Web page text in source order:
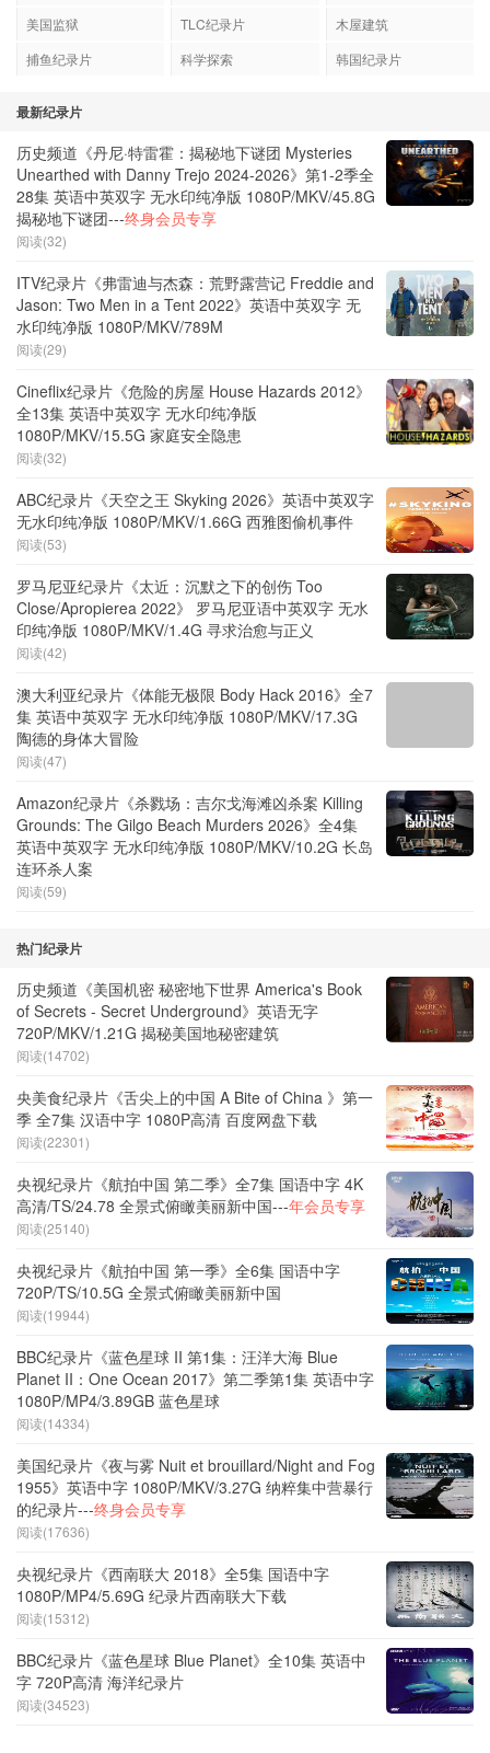
美国监狱
TLC纪录片
木屋建筑
捕鱼纪录片
科学探索 韩国纪录片
最新纪录片
历史频道《丹尼·特雷霍：揭秘地下谜团 Mysteries
Unearthed with Danny Trejo 2024-2026》第1-2季全
28集 英语中英双字 无水印纯净版 1080P/MKV/45.8G
揭秘地下谜团---终身会员专享
阅读(32)
ITV纪录片《弗雷迪与杰森：荒野露营记 Freddie and
Jason: Two Men in a Tent 2022》英语中英双字 无
水印纯净版 1080P/MKV/789M
阅读(29)
Cineflix纪录片《危险的房屋 House Hazards 2012》
全13集 英语中英双字 无水印纯净版
1080P/MKV/15.5G 家庭安全隐患
阅读(32)
ABC纪录片《天空之王 Skyking 2026》英语中英双字
无水印纯净版 1080P/MKV/1.66G 西雅图偷机事件
阅读(53)
罗马尼亚纪录片《太近：沉默之下的创伤 Too
Close/Apropierea 2022》 罗马尼亚语中英双字 无水
印纯净版 1080P/MKV/1.4G 寻求治愈与正义
阅读(42)
澳大利亚纪录片《体能无极限 Body Hack 2016》全7
集 英语中英双字 无水印纯净版 1080P/MKV/17.3G
陶德的身体大冒险
阅读(47)
Amazon纪录片《杀戮场：吉尔戈海滩凶杀案 Killing
Grounds: The Gilgo Beach Murders 2026》全4集
英语中英双字 无水印纯净版 1080P/MKV/10.2G 长岛
连环杀人案
阅读(59)
热门纪录片
历史频道《美国机密 秘密地下世界 America's Book
of Secrets - Secret Underground》英语无字
720P/MKV/1.21G 揭秘美国地秘密建筑
阅读(14702)
央美食纪录片《舌尖上的中国 A Bite of China 》第一
季 全7集 汉语中字 1080P高清 百度网盘下载
阅读(22301)
央视纪录片《航拍中国 第二季》全7集 国语中字 4K
高清/TS/24.78 全景式俯瞰美丽新中国---年会员专享
阅读(25140)
央视纪录片《航拍中国 第一季》全6集 国语中字
720P/TS/10.5G 全景式俯瞰美丽新中国
阅读(19944)
BBC纪录片《蓝色星球 II 第1集：汪洋大海 Blue
Planet II：One Ocean 2017》第二季第1集 英语中字
1080P/MP4/3.89GB 蓝色星球
阅读(14334)
美国纪录片《夜与雾 Nuit et brouillard/Night and Fog
1955》英语中字 1080P/MKV/3.27G 纳粹集中营暴行
的纪录片---终身会员专享
阅读(17636)
央视纪录片《西南联大 2018》全5集 国语中字
1080P/MP4/5.69G 纪录片西南联大下载
阅读(15312)
BBC纪录片《蓝色星球 Blue Planet》全10集 英语中
字 720P高清 海洋纪录片
阅读(34523)